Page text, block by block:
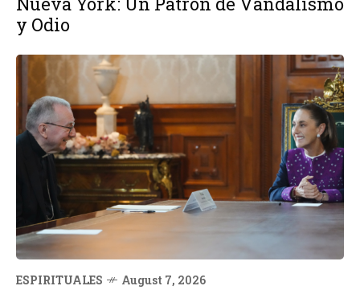
y Odio
ESPIRITUALES August 7, 2026